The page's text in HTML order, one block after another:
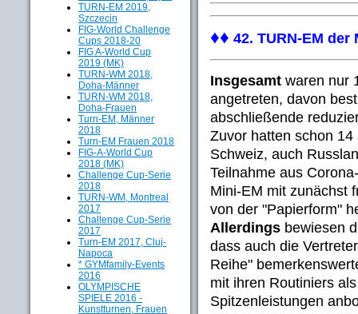
TURN-EM 2019,
Szczecin
FIG-World Challenge
Cups 2018-20
FIG A-World Cup
2019 (MK)
TURN-WM 2018,
Doha-Männer
TURN-WM 2018,
Doha-Frauen
Turn-EM, Männer
2018
Turn-EM Frauen 2018
FIG-A-World Cup
2018 (MK)
Challenge Cup-Serie
2018
TURN-WM, Montreal
2017
Challenge Cup-Serie
2017
Turn-EM 2017, Cluj-
Napoca
* GYMfamily-Events
2016
OLYMPISCHE
SPIELE 2016 -
Kunstturnen, Frauen
♦♦ 42. TURN-EM der
Insgesamt waren nur
angetreten, davon
abschließende
Zuvor hatten schon
Schweiz, auch
Teilnahme aus
Mini-EM mit zunächst
von der "Papierform"
Allerdings bewiesen
dass auch die
Reihe"
mit ihren Routiniers
Spitzenleistungen